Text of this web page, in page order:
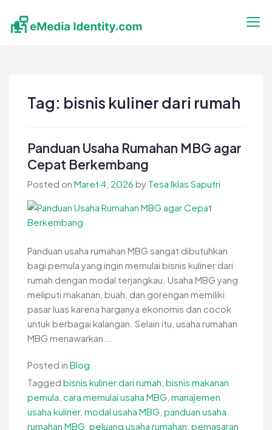
content
Tag: bisnis kuliner dari rumah
Panduan Usaha Rumahan MBG agar
Cepat Berkembang
Posted on Maret 4, 2026 by Tesa Iklas Saputri
Panduan usaha rumahan MBG sangat dibutuhkan
bagi pemula yang ingin memulai bisnis kuliner dari
rumah dengan modal terjangkau. Usaha MBG yang
meliputi makanan, buah, dan gorengan memiliki
pasar luas karena harganya ekonomis dan cocok
untuk berbagai kalangan. Selain itu, usaha rumahan
MBG menawarkan...
Posted in Blog
Tagged bisnis kuliner dari rumah bisnis makanan
pemula cara memulai usaha MBG manajemen
usaha kuliner, modal usaha MBG panduan usaha
rumahan MBG peluang usaha rumahan pemasaran